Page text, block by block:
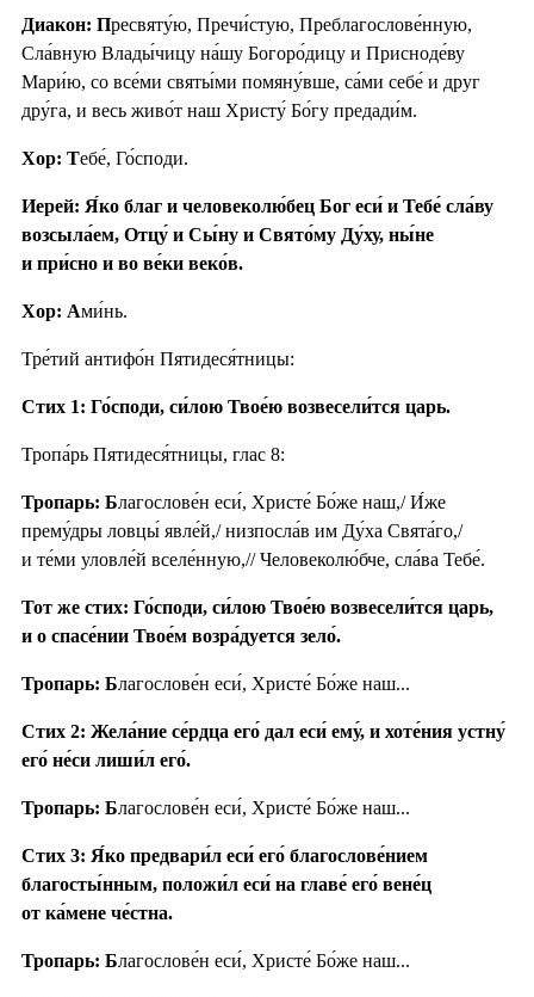
Диакон: Пресвяту́ю, Пречи́стую, Преблагослове́нную,
Сла́вную Влады́чицу на́шу Богоро́дицу и Присноде́ву
Мари́ю, со все́ми святы́ми помяну́вше, са́ми себе́ и друг
дру́га, и весь живо́т наш Христу́ Бо́гу предади́м.
Хор: Тебе́, Го́споди.
Иерей: Я́ко благ и человеколю́бец Бог еси́ и Тебе́ сла́ву
возсыла́ем, Отцу́ и Сы́ну и Свято́му Ду́ху, ны́не
и при́сно и во ве́ки веко́в.
Хор: Ами́нь.
Тре́тий антифо́н Пятидеся́тницы:
Стих 1: Го́споди, си́лою Твое́ю возвесели́тся царь.
Тропа́рь Пятидеся́тницы, глас 8:
Тропарь: Благослове́н еси́, Христе́ Бо́же наш,/ И́же
прему́дры ловцы́ явле́й,/ низпосла́в им Ду́ха Свята́го,/
и те́ми уловле́й вселе́нную,// Человеколю́бче, сла́ва Тебе́.
Тот же стих: Го́споди, си́лою Твое́ю возвесели́тся царь,
и о спасе́нии Твое́м возра́дуется зело́.
Тропарь: Благослове́н еси́, Христе́ Бо́же наш...
Стих 2: Жела́ние се́рдца его́ дал еси́ ему́, и хоте́ния устну́
его́ не́си лиши́л его́.
Тропарь: Благослове́н еси́, Христе́ Бо́же наш...
Стих 3: Я́ко предвари́л еси́ его́ благослове́нием
благосты́нным, положи́л еси́ на главе́ его́ вене́ц
от ка́мене че́стна.
Тропарь: Благослове́н еси́, Христе́ Бо́же наш...